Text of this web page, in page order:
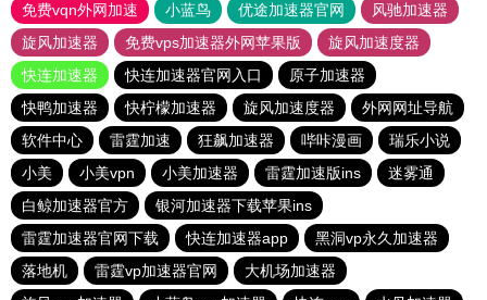
免费vqn外网加速
小蓝鸟 优途加速器官网
风驰加速器
旋风加速器
免费vps加速器外网苹果版
旋风加速度器
快连加速器
快连加速器官网入口
原子加速器
快鸭加速器
快柠檬加速器 旋风加速度器
外网网址导航
软件中心
雷霆加速 狂飙加速器 哔咔漫画
瑞乐小说
小美
小美vpn 小美加速器 雷霆加速版ins
迷雾通
白鲸加速器官方
银河加速器下载苹果ins
雷霆加速器官网下载
快连加速器app
黑洞vp永久加速器
落地机
雷霆vp加速器官网
大机场加速器